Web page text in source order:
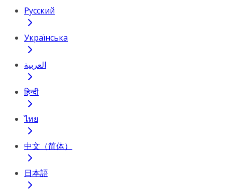
Русский
Українська
العربية
हिन्दी
ไทย
中文（简体）
日本語